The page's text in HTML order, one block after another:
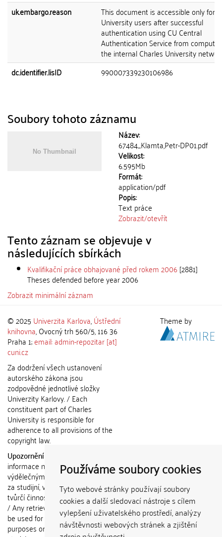
Používáme soubory cookies
Tyto webové stránky používají soubory
cookies a další sledovací nástroje s cílem
vylepšení uživatelského prostředí, analýzy
návštěvnosti webových stránek a zjištění
uk.embargo.reason
This document is accessible only for
University users after successful
authentication using CU Central
Authentication Service from
the internal Charles University
dc.identifier.lisID
990007339230106986
Soubory tohoto záznamu
Název:
67484_Klamta,Petr-DP01.pdf
Velikost:
6.595Mb
Formát:
application/pdf
Popis:
Text práce
Zobrazit/otevřít
Tento záznam se objevuje v
následujících sbírkách
Kvalifikační práce obhajované před rokem 2006[2881]
Theses defended before year 2006
Zobrazit minimální záznam
© 2025 Univerzita Karlova,Ústřední
knihovna, Ovocný trh 560/5, 116 36
Praha 1;email: admin-repozitar [at]
cuni.cz
Za dodržení všech ustanovení
autorského zákona jsou
zodpovědné jednotlivé složky
Univerzity Karlovy. / Each
constituent part of Charles
University is responsible for
adherence to all provisions of the
copyright law.
Upozornění / Notice:
informace nemohou být použity k
výdělečným účelům nebo vydávány
za studijní, vědeckou nebo jinou
tvůrčí činnost jiné osoby než autora.
/ Any retrieved information shall not
be used for any commercial
purposes or claimed as results of
Theme by